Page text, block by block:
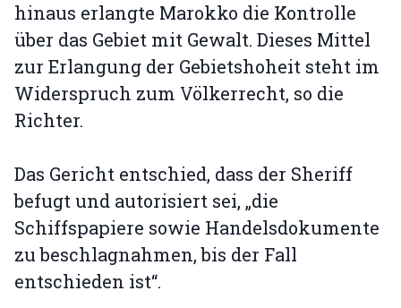
hinaus erlangte Marokko die Kontrolle
über das Gebiet mit Gewalt. Dieses Mittel
zur Erlangung der Gebietshoheit steht im
Widerspruch zum Völkerrecht, so die
Richter.
Das Gericht entschied, dass der Sheriff
befugt und autorisiert sei, „die
Schiffspapiere sowie Handelsdokumente
zu beschlagnahmen, bis der Fall
entschieden ist“.